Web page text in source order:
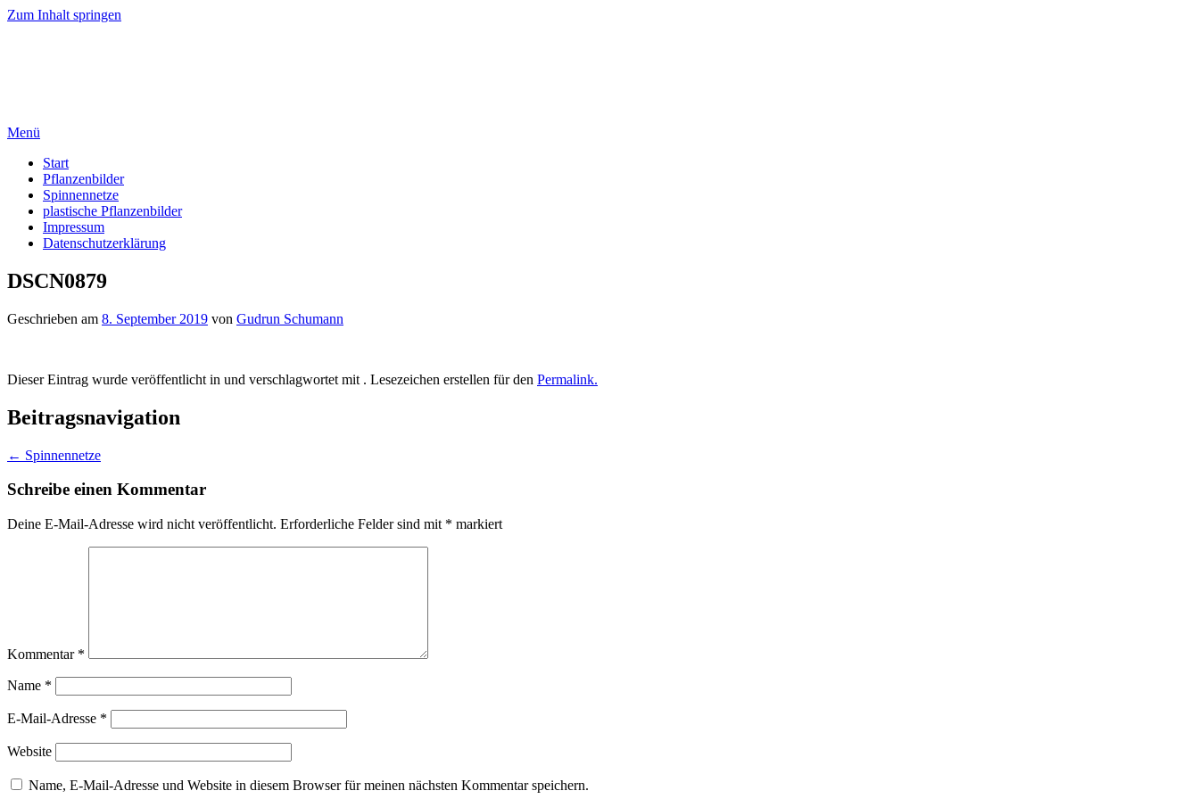
Zum Inhalt springen
Menü
Start
Pflanzenbilder
Spinnennetze
plastische Pflanzenbilder
Impressum
Datenschutzerklärung
DSCN0879
Geschrieben am 8. September 2019 von Gudrun Schumann
Dieser Eintrag wurde veröffentlicht in und verschlagwortet mit . Lesezeichen erstellen für den Permalink.
Beitragsnavigation
← Spinnennetze
Schreibe einen Kommentar
Deine E-Mail-Adresse wird nicht veröffentlicht. Erforderliche Felder sind mit * markiert
Kommentar *
Name *
E-Mail-Adresse *
Website
Name, E-Mail-Adresse und Website in diesem Browser für meinen nächsten Kommentar speichern.